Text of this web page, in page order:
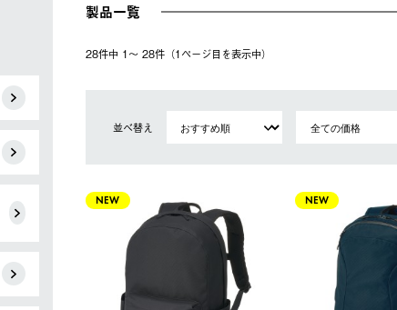
製品一覧
28件中 1〜 28件（1ページ⽬を表⽰中）
並べ替え
NEW NEW